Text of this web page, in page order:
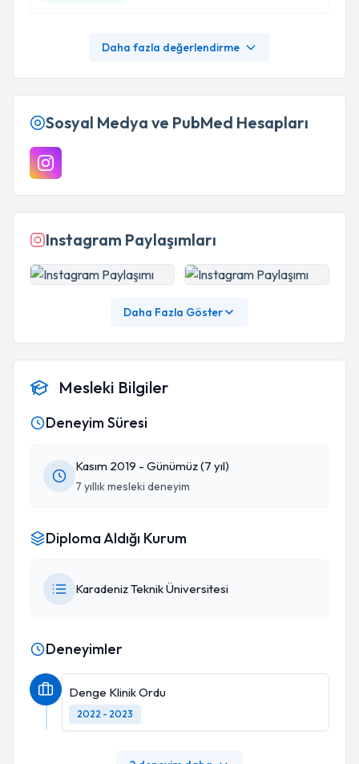
Daha fazla değerlendirme
Sosyal Medya ve PubMed Hesapları
Instagram Paylaşımları
Daha Fazla Göster
Mesleki Bilgiler
Deneyim Süresi
Kasım 2019 - Günümüz (7 yıl)
7 yıllık mesleki deneyim
Diploma Aldığı Kurum
Karadeniz Teknik Üniversitesi
Deneyimler
Denge Klinik Ordu
2022 - 2023